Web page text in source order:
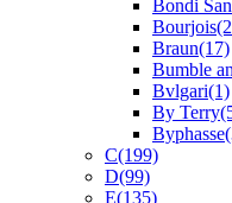
Bondi
Bourjois
Braun(17)
Bumble
Bvlgari(1)
By Terry
Byphasse
C(199)
D(99)
E(135)